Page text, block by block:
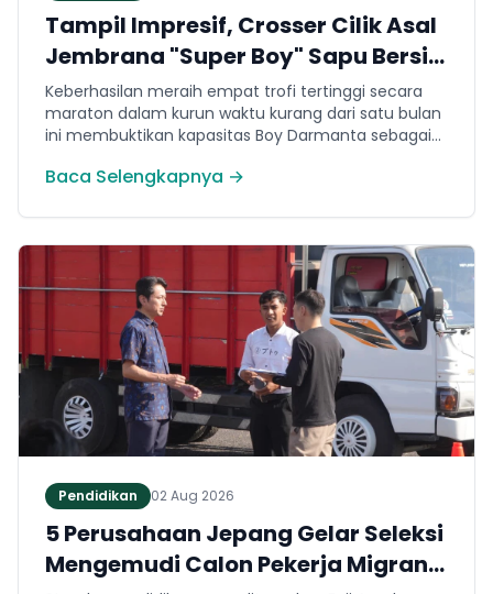
Tampil Impresif, Crosser Cilik Asal
Jembrana "Super Boy" Sapu Bersih
4 Gelar Juara Motocross 50cc di
Jawa
Keberhasilan meraih empat trofi tertinggi secara
maraton dalam kurun waktu kurang dari satu bulan
ini membuktikan kapasitas Boy Darmanta sebagai
dimiliki Jembrana di kancah motocross nasional
Baca Selengkapnya →
Pendidikan 02 Aug 2026
5 Perusahaan Jepang Gelar Seleksi
Mengemudi Calon Pekerja Migran